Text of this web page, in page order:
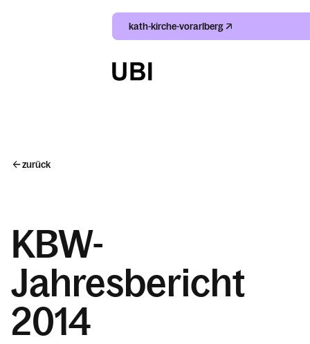
kath-kirche-vorarlberg
zurück
KBW-
Jahresbericht
2014